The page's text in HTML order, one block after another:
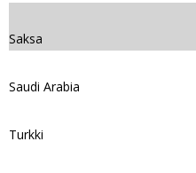
Saksa
Saudi Arabia
Turkki